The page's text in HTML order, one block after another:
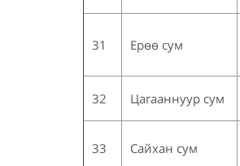
31 Ерөө сум
32 Цагааннуур сум
33 Сайхан сум